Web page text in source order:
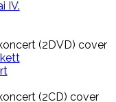
IV.